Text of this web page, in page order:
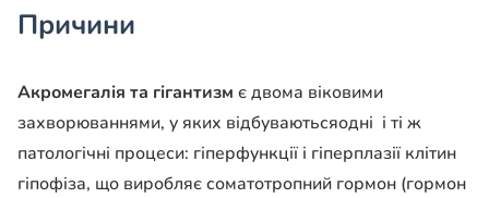
Причини
Акромегалія та гігантизм є двома віковими
захворюваннями, у яких відбуваютьсяодні і ті ж
патологічні процеси: гіперфункції і гіперплазії клітин
гіпофіза, що виробляє соматотропний гормон (гормон